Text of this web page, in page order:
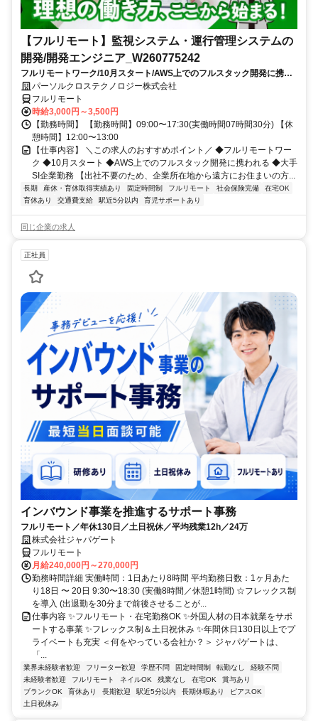
【フルリモート】監視システム・運行管理システムの
開発/開発エンジニア_W260775242
フルリモートワーク/10月スタート/AWS上でのフルスタック開発に携わ
れる/大手SI企業勤務
パーソルクロステクノロジー株式会社
フルリモート
時給3,000円～3,500円
【勤務時間】 【勤務時間】09:00〜17:30(実働時間07時間30分) 【休
憩時間】12:00〜13:00
【仕事内容】 ＼この求人のおすすめポイント／ ◆フルリモートワー
ク ◆10月スタート ◆AWS上でのフルスタック開発に携われる ◆大手
SI企業勤務 【出社不要のため、企業所在地から遠方にお住まいの方...
長期 産休・育休取得実績あり 固定時間制 フルリモート 社会保険完備
在宅OK
育休あり
交通費支給 駅近5分以内 育児サポートあり
同じ企業の求人
正社員
インバウンド事業を推進するサポート事務
フルリモート／年休130日／土日祝休／平均残業12h／24万
株式会社ジャパゲート
フルリモート
月給240,000円～270,000円
勤務時間詳細 実働時間：1日あたり8時間 平均勤務日数：1ヶ月あた
り18日 〜 20日 9:30〜18:30 (実働8時間／休憩1時間) ☆フレックス制
を導入 (出退勤を30分まで前後させることが...
仕事内容 ✨フルリモート・在宅勤務OK ✨外国人材の日本就業をサポ
ートする事業 ✨フレックス制＆土日祝休み ✨年間休日130日以上でプ
ライベートも充実 ＜何をやっている会社か？＞ ジャパゲートは、
「...
業界未経験者歓迎 フリーター歓迎 学歴不問 固定時間制 転勤なし
経験不問
未経験者歓迎
フルリモート ネイルOK 残業なし 在宅OK
賞与あり
ブランクOK
育休あり 長期歓迎 駅近5分以内 長期休暇あり
ピアスOK
土日祝休み